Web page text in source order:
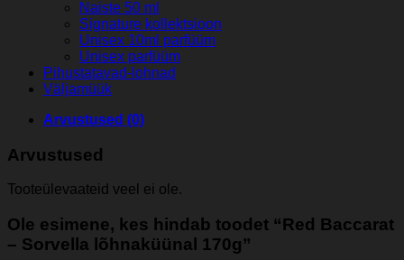
Naiste 50 ml
Signature kollektsioon
Unisex 10ml parfüüm
Unisex parfüüm
Pihustatavad-lohnad
Väljamüük
Arvustused (0)
Arvustused
Tooteülevaateid veel ei ole.
Ole esimene, kes hindab toodet “Red Baccarat
– Sorvella lõhnaküünal 170g”